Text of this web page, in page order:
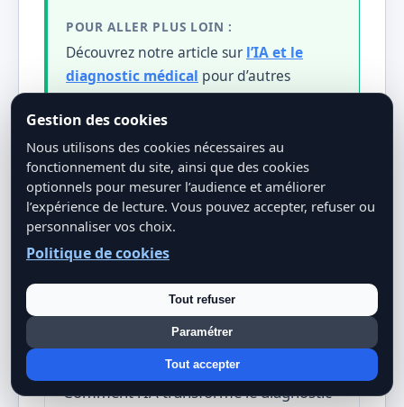
POUR ALLER PLUS LOIN :
Découvrez notre article sur l’IA et le
diagnostic médical pour d’autres
applications de l’IA dans la santé.
IA et diagnostic médical : une
révolution en marche
Comment l’IA transforme le diagnostic
Gestion des cookies
Nous utilisons des cookies nécessaires au
fonctionnement du site, ainsi que des cookies
optionnels pour mesurer l’audience et améliorer
l’expérience de lecture. Vous pouvez accepter, refuser ou
personnaliser vos choix.
Politique de cookies
Tout refuser
Paramétrer
Tout accepter